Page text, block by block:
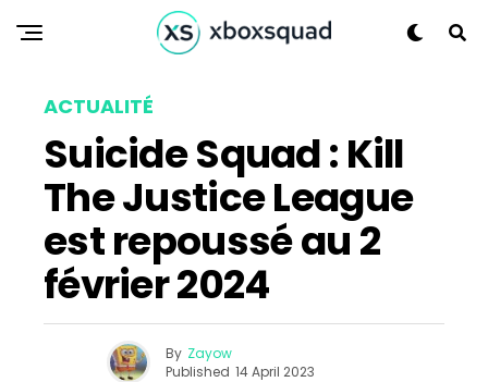
ACTUALITÉ
Suicide Squad : Kill
The Justice League
est repoussé au 2
février 2024
By Zayow
Published 14 April 2023